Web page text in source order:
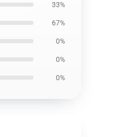
33%
67%
0%
0%
0%